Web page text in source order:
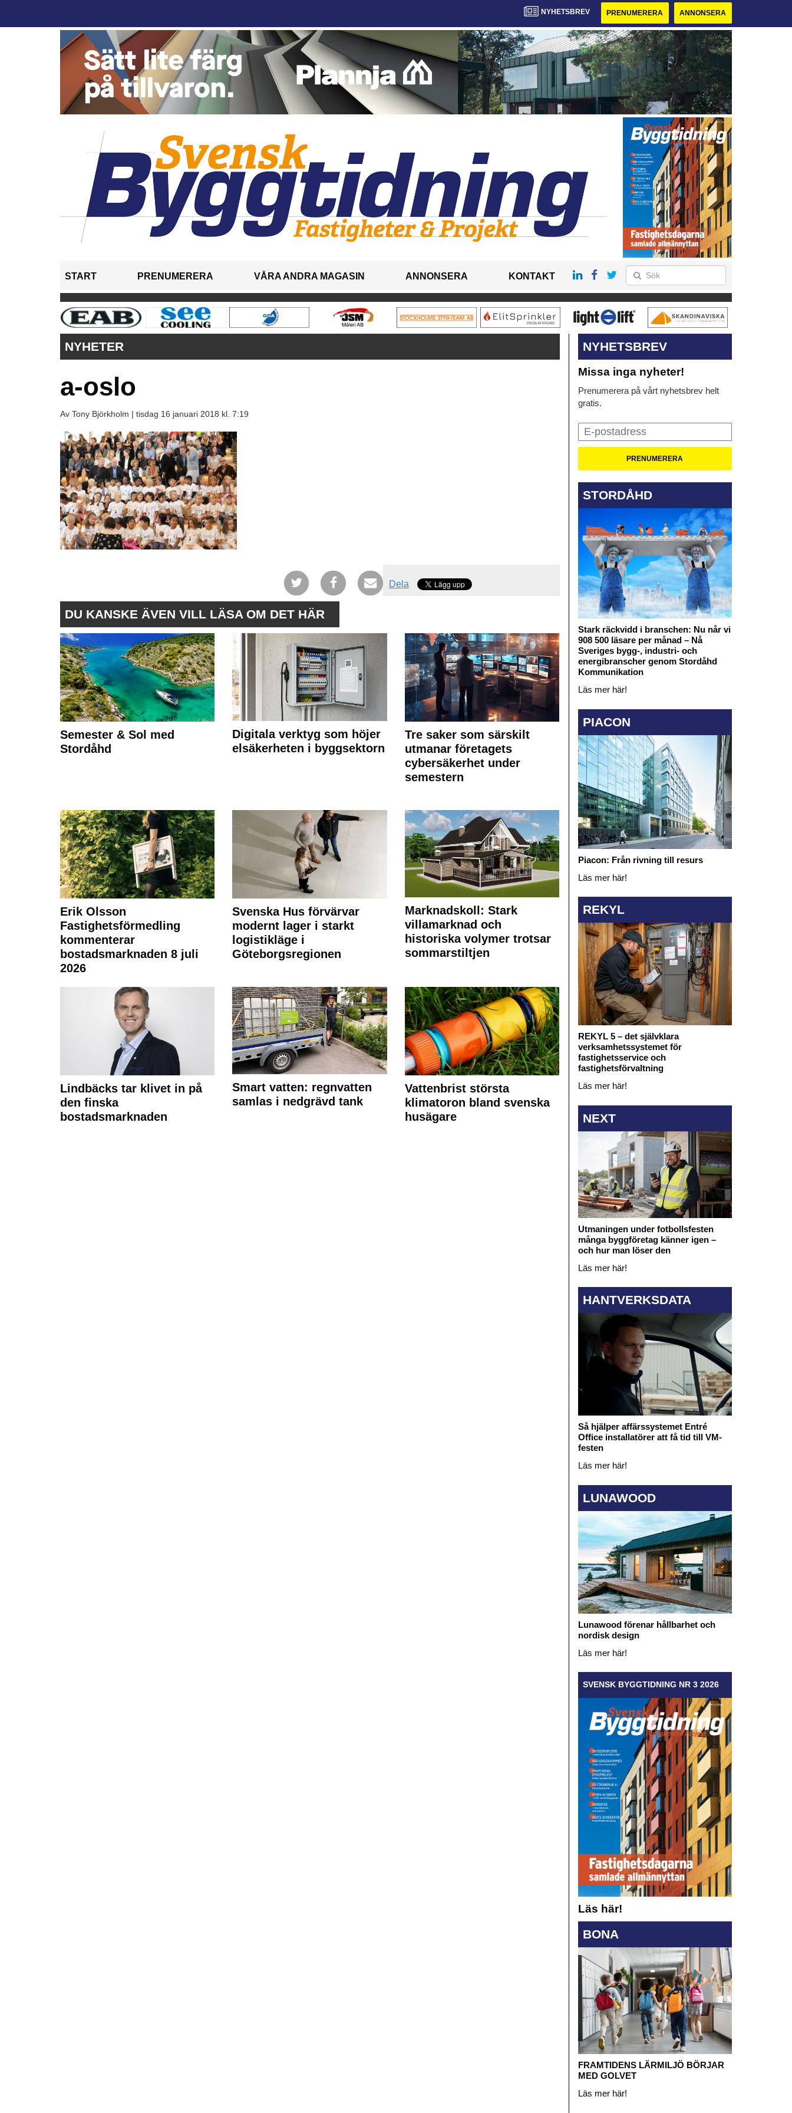
NYHETSBREV PRENUMERERA ANNONSERA
START PRENUMERERA VÅRA ANDRA MAGASIN ANNONSERA KONTAKT
NYHETER
a-oslo
Av Tony Björkholm | tisdag 16 januari 2018 kl. 7:19
Dela
DU KANSKE ÄVEN VILL LÄSA OM DET HÄR
Semester & Sol med
Stordåhd
Digitala verktyg som höjer
elsäkerheten i byggsektorn
Tre saker som särskilt
utmanar företagets
cybersäkerhet under
semestern
Erik Olsson
Fastighetsförmedling
kommenterar
bostadsmarknaden 8 juli
2026
Svenska Hus förvärvar
modernt lager i starkt
logistikläge i
Göteborgsregionen
Marknadskoll: Stark
villamarknad och
historiska volymer trotsar
sommarstiltjen
Lindbäcks tar klivet in på
den finska
bostadsmarknaden
Smart vatten: regnvatten
samlas i nedgrävd tank
Vattenbrist största
klimatoron bland svenska
husägare
NYHETSBREV
Missa inga nyheter!
Prenumerera på vårt nyhetsbrev helt
gratis.
STORDÅHD
Stark räckvidd i branschen: Nu når vi
908 500 läsare per månad – Nå
Sveriges bygg-, industri- och
energibranscher genom Stordåhd
Kommunikation
Läs mer här!
PIACON
Piacon: Från rivning till resurs
Läs mer här!
REKYL
REKYL 5 – det självklara
verksamhetssystemet för
fastighetsservice och
fastighetsförvaltning
Läs mer här!
NEXT
Utmaningen under fotbollsfesten
många byggföretag känner igen –
och hur man löser den
Läs mer här!
HANTVERKSDATA
Så hjälper affärssystemet Entré
Office installatörer att få tid till VM-
festen
Läs mer här!
LUNAWOOD
Lunawood förenar hållbarhet och
nordisk design
Läs mer här!
SVENSK BYGGTIDNING NR 3 2026
Läs här!
BONA
FRAMTIDENS LÄRMILJÖ BÖRJAR
MED GOLVET
Läs mer här!